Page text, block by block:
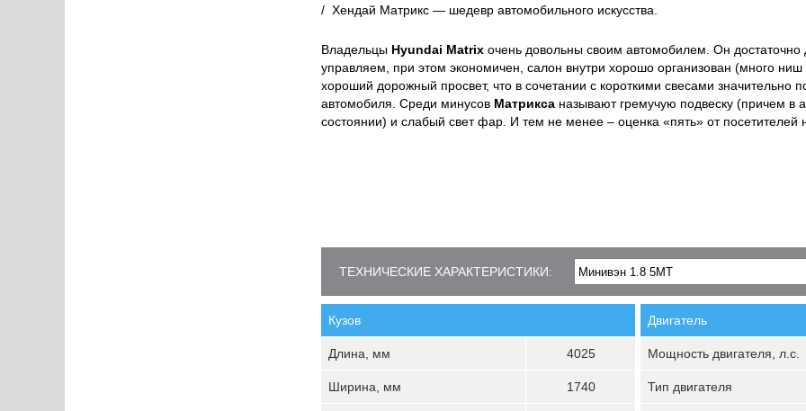
/ Хендай Матрикс — шедевр автомобильного искусства.
Владельцы Hyundai Matrix очень довольны своим автомобилем. Он достаточно
управляем, при этом экономичен, салон внутри хорошо организован (много ниш
хороший дорожный просвет, что в сочетании с короткими свесами значительно
автомобиля. Среди минусов Матрикса называют гремучую подвеску (причем в
состоянии) и слабый свет фар. И тем не менее – оценка «пять» от посетителей
ТЕХНИЧЕСКИЕ ХАРАКТЕРИСТИКИ:
Кузов
Длина, мм 4025
Ширина, мм 1740
Двигатель
Мощность двигателя, л.с.
Тип двигателя